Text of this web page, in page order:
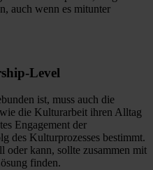
auch wenn es mitunter
Level
ist, muss auch die
wie die Kulturarbeit ihren Alltag
Engagement der
des Kulturprozesses bestimmt.
oder kann, sollte zusammen mit
finden.